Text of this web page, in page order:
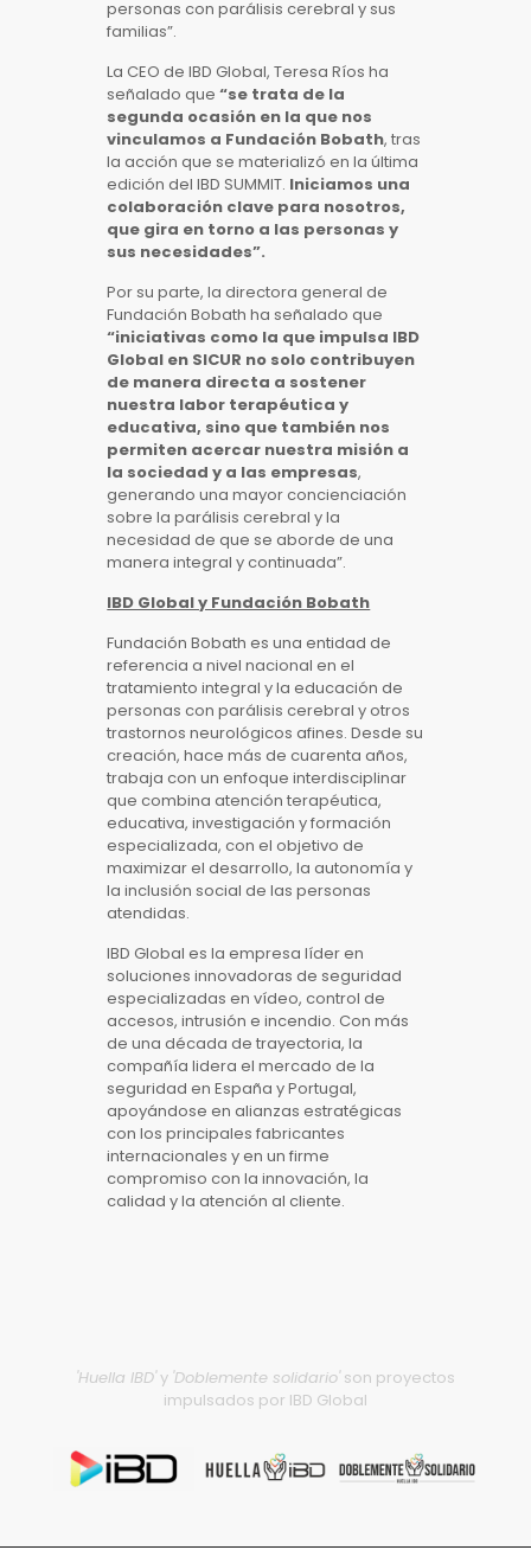
personas con parálisis cerebral y sus
familias”.
La CEO de IBD Global, Teresa Ríos ha
señalado que“se trata de la
segunda ocasión en la que nos
vinculamos a Fundación Bobath, tras
la acción que se materializó en la última
edición del IBD SUMMIT. Iniciamos una
colaboración clave para nosotros,
que gira en torno a las personas y
sus necesidades”.
Por su parte, la directora general de
Fundación Bobath ha señalado que
“iniciativas como la que impulsa IBD
Global en SICUR no solo contribuyen
de manera directa a sostener
nuestra labor terapéutica y
educativa, sino que también nos
permiten acercar nuestra misión a
la sociedad y a las empresas,
generando una mayor concienciación
sobre la parálisis cerebral y la
necesidad de que se aborde de una
manera integral y continuada”.
IBD Global y Fundación Bobath
Fundación Bobath es una entidad de
referencia a nivel nacional en el
tratamiento integral y la educación de
personas con parálisis cerebral y otros
trastornos neurológicos afines. Desde su
creación, hace más de cuarenta años,
trabaja con un enfoque interdisciplinar
que combina atención terapéutica,
educativa, investigación y formación
especializada, con el objetivo de
maximizar el desarrollo, la autonomía y
la inclusión social de las personas
atendidas.
IBD Global es la empresa líder en
soluciones innovadoras de seguridad
especializadas en vídeo, control de
accesos, intrusión e incendio. Con más
de una década de trayectoria, la
compañía lidera el mercado de la
seguridad en España y Portugal,
apoyándose en alianzas estratégicas
con los principales fabricantes
internacionales y en un firme
compromiso con la innovación, la
calidad y la atención al cliente.
'Huella IBD'y 'Doblemente solidario'son proyectos
impulsados por IBD Global